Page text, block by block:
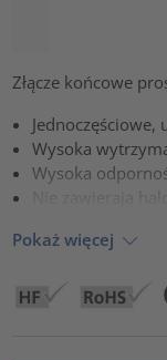
Złącze końcowe
Wysoka
Wysoka
Nie zawierają
Pokaż więcej